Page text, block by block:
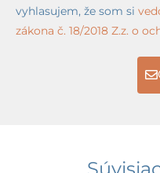
vyhlasujem, že som si
zákona č. 18/2018 Z.z. o